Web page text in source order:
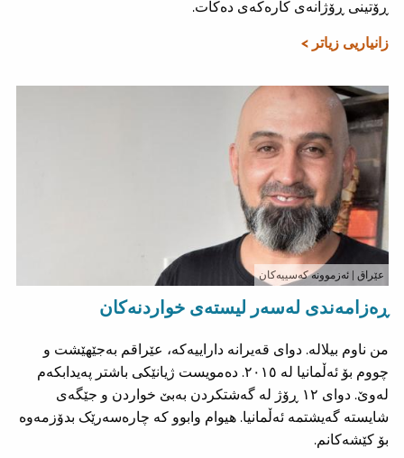
ڕۆتینی ڕۆژانەی کارەکەی دەکات.
زانیاریی زیاتر >
عێراق | ئەزموونە کەسییەکان
ڕەزامەندی لەسەر لیستەی خواردنەکان
من ناوم بیلالە. دوای قەیرانە داراییەکە، عێراقم بەجێهێشت و
چووم بۆ ئەڵمانیا لە ٢٠١٥. دەمویست ژیانێکی باشتر پەیدابکەم
لەوێ. دوای ١٢ ڕۆژ لە گەشتکردن بەبێ خواردن و جێگەی
شایستە گەیشتمە ئەڵمانیا. هیوام وابوو کە چارەسەرێک بدۆزمەوە
بۆ کێشەکانم.